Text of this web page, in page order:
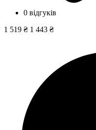
0 відгуків
1 519 ₴ 1 443 ₴